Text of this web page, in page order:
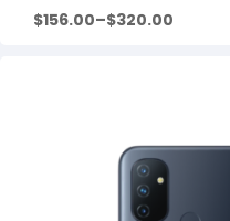
out of 5
$156.00–$320.00